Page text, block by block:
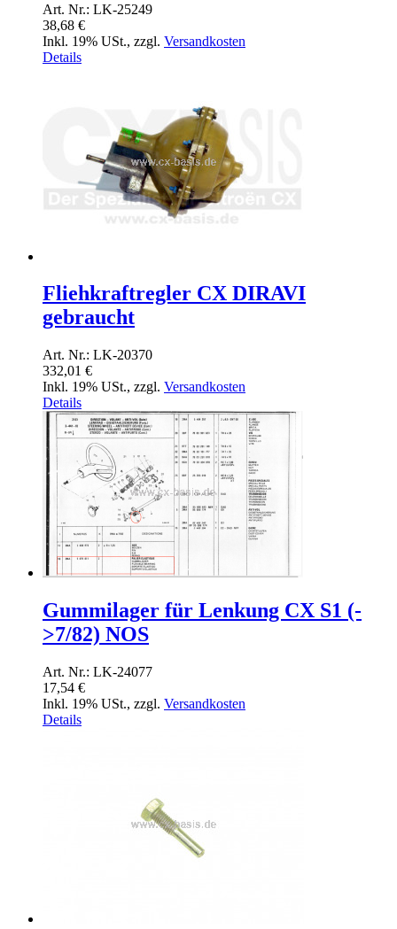
Art. Nr.: LK-25249
38,68 €
Inkl. 19% USt., zzgl. Versandkosten
Details
Fliehkraftregler CX DIRAVI
gebraucht
Art. Nr.: LK-20370
332,01 €
Inkl. 19% USt., zzgl. Versandkosten
Details
Gummilager für Lenkung CX S1 (-
>7/82) NOS
Art. Nr.: LK-24077
17,54 €
Inkl. 19% USt., zzgl. Versandkosten
Details